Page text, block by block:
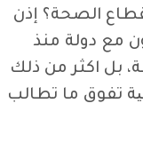
الصحة؟ إذن
مع دولة منذ
بل اكثر من ذلك
تفوق ما تطالب